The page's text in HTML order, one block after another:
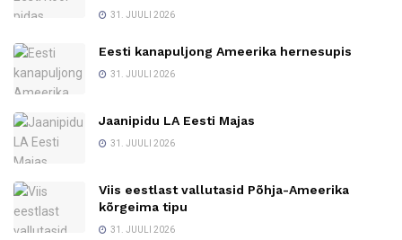
31. JUULI 2026
Eesti kanapuljong Ameerika hernesupis
31. JUULI 2026
Jaanipidu LA Eesti Majas
31. JUULI 2026
Viis eestlast vallutasid Põhja-Ameerika
kõrgeima tipu
31. JUULI 2026